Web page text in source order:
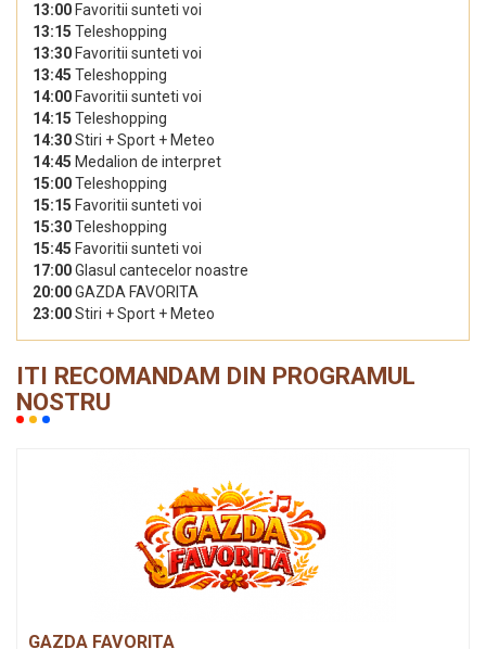
13:00 Favoritii sunteti voi
13:15 Teleshopping
13:30 Favoritii sunteti voi
13:45 Teleshopping
14:00 Favoritii sunteti voi
14:15 Teleshopping
14:30Stiri + Sport + Meteo
14:45 Medalion de interpret
15:00Teleshopping
15:15 Favoritii sunteti voi
15:30Teleshopping
15:45 Favoritii sunteti voi
17:00Glasul cantecelor noastre
20:00GAZDA FAVORITA
23:00Stiri + Sport + Meteo
ITI RECOMANDAM DIN PROGRAMUL
NOSTRU
GAZDA FAVORITA